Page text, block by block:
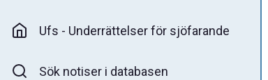
Ufs - Underrättelser för sjöfarande
Sök notiser i databasen